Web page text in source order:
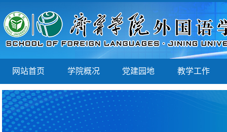
网站首页 学院概况 党建园地 教学工作